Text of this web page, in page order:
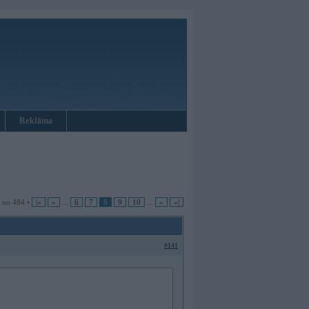
Reklāma
484 • |« « 6 7 8 9 10 » »|
#141